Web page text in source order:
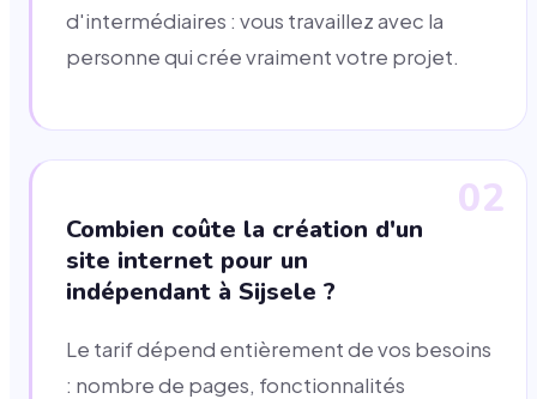
d'intermédiaires : vous travaillez avec la
personne qui crée vraiment votre projet.
02
Combien coûte la création d'un
site internet pour un
indépendant à Sijsele ?
Le tarif dépend entièrement de vos besoins
: nombre de pages, fonctionnalités